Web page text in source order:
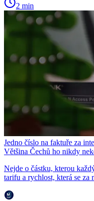
2 min
Jedno číslo na faktuře za
Většina Čechů ho nikdy
Nejde o částku, kterou
tarifu a rychlost, která se za